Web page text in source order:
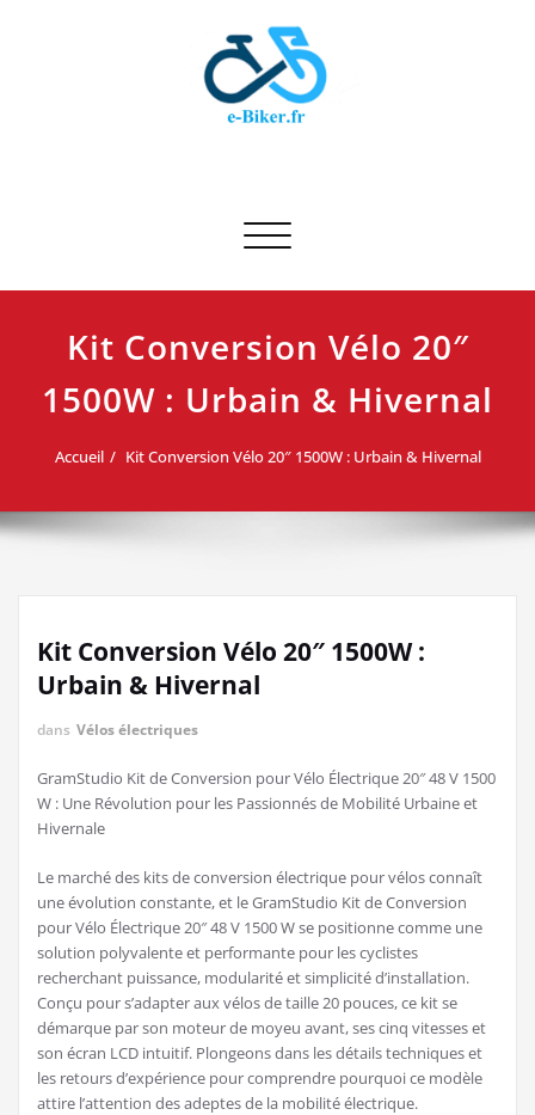
Afficher/masquer la navigation
Kit Conversion Vélo 20″
1500W : Urbain & Hivernal
Accueil Kit Conversion Vélo 20″ 1500W : Urbain & Hivernal
Kit Conversion Vélo 20″ 1500W :
Urbain & Hivernal
dans Vélos électriques
GramStudio Kit de Conversion pour Vélo Électrique 20″ 48 V 1500
W : Une Révolution pour les Passionnés de Mobilité Urbaine et
Hivernale
Le marché des kits de conversion électrique pour vélos connaît
une évolution constante, et le GramStudio Kit de Conversion
pour Vélo Électrique 20″ 48 V 1500 W se positionne comme une
solution polyvalente et performante pour les cyclistes
recherchant puissance, modularité et simplicité d’installation.
Conçu pour s’adapter aux vélos de taille 20 pouces, ce kit se
démarque par son moteur de moyeu avant, ses cinq vitesses et
son écran LCD intuitif. Plongeons dans les détails techniques et
les retours d’expérience pour comprendre pourquoi ce modèle
attire l’attention des adeptes de la mobilité électrique.